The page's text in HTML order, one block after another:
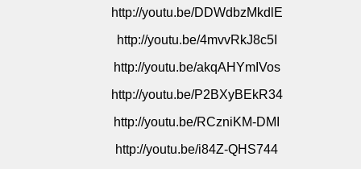
http://youtu.be/DDWdbzMkdlE
http://youtu.be/4mvvRkJ8c5I
http://youtu.be/akqAHYmIVos
http://youtu.be/P2BXyBEkR34
http://youtu.be/RCzniKM-DMI
http://youtu.be/i84Z-QHS744